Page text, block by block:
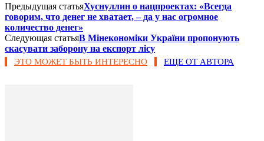
Предыдущая статьяХуснуллин о нацпроектах: «Всегда
говорим, что денег не хватает, – да у нас огромное
количество денег»
Следующая статьяВ Мінекономіки України пропонують
скасувати заборону на експорт лісу
ЭТО МОЖЕТ БЫТЬ ИНТЕРЕСНО ЕЩЕ ОТ АВТОРА